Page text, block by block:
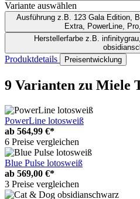
Variante auswählen
Ausführung
Extra, PowerLine,
Herstellerfarbe
Produktdetails Preisentwicklung
9 Varianten zu Miele
PowerLine lotosweiß
ab 564,99 €*
6 Preise vergleichen
Blue Pulse lotosweiß
ab 569,00 €*
3 Preise vergleichen